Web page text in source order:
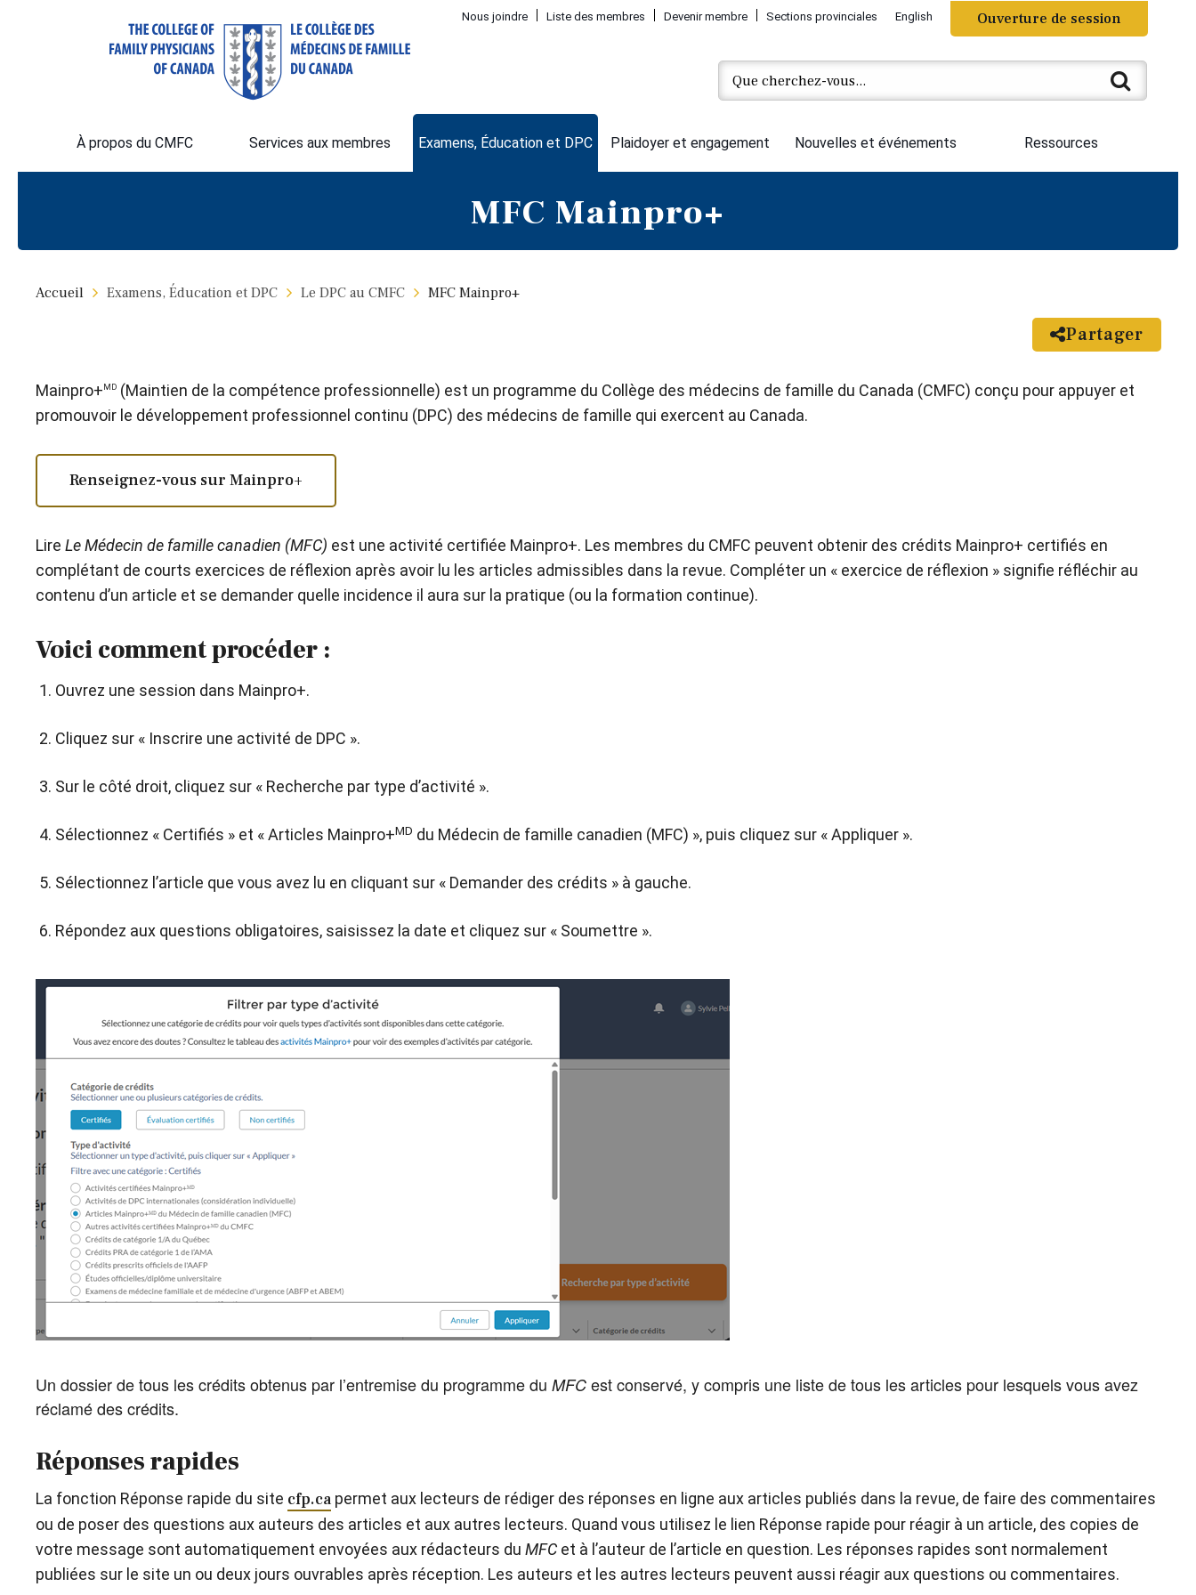
Nous joindre Liste des membres Devenir membre Sections provinciales English Ouverture de session
À propos du CMFC Services aux membres Examens, Éducation et DPC Plaidoyer et engagement Nouvelles et événements Ressources
MFC Mainpro+
Accueil Examens, Éducation et DPC Le DPC au CMFC MFC Mainpro+
Partager
Mainpro+ MD(Maintien de la compétence professionnelle) est un programme du Collège des médecins de famille du Canada (CMFC) conçu pour appuyer et
promouvoir le développement professionnel continu (DPC) des médecins de famille qui exercent au Canada.
Renseignez-vous sur Mainpro+
Lire Le Médecin de famille canadien (MFC) est une activité certifiée Mainpro+. Les membres du CMFC peuvent obtenir des crédits Mainpro+ certifiés en
complétant de courts exercices de réflexion après avoir lu les articles admissibles dans la revue. Compléter un « exercice de réflexion » signifie réfléchir au
contenu d’un article et se demander quelle incidence il aura sur la pratique (ou la formation continue).
Voici comment procéder :
Ouvrez une session dans Mainpro+.
Cliquez sur « Inscrire une activité de DPC ».
Sur le côté droit, cliquez sur « Recherche par type d’activité ».
Sélectionnez « Certifiés » et « Articles Mainpro+MD du Médecin de famille canadien (MFC) », puis cliquez sur « Appliquer ».
Sélectionnez l’article que vous avez lu en cliquant sur « Demander des crédits » à gauche.
Répondez aux questions obligatoires, saisissez la date et cliquez sur « Soumettre ».
Un dossier de tous les crédits obtenus par l’entremise du programme du MFCest conservé, y compris une liste de tous les articles pour lesquels vous avez
réclamé des crédits.
Réponses rapides
La fonction Réponse rapide du site cfp.capermet aux lecteurs de rédiger des réponses en ligne aux articles publiés dans la revue, de faire des commentaires
ou de poser des questions aux auteurs des articles et aux autres lecteurs. Quand vous utilisez le lien Réponse rapide pour réagir à un article, des copies de
votre message sont automatiquement envoyées aux rédacteurs du MFCet à l’auteur de l’article en question. Les réponses rapides sont normalement
publiées sur le site un ou deux jours ouvrables après réception. Les auteurs et les autres lecteurs peuvent aussi réagir aux questions ou commentaires.